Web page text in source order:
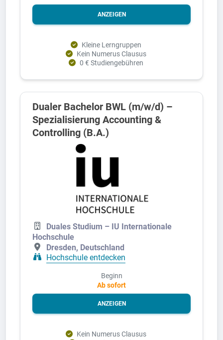
ANZEIGEN
Kleine Lerngruppen
Kein Numerus Clausus
0 € Studiengebühren
Dualer Bachelor BWL (m/w/d) –
Spezialisierung Accounting &
Controlling (B.A.)
Duales Studium – IU Internationale
Hochschule
Dresden, Deutschland
Hochschule entdecken
Beginn
Ab sofort
ANZEIGEN
Kein Numerus Clausus